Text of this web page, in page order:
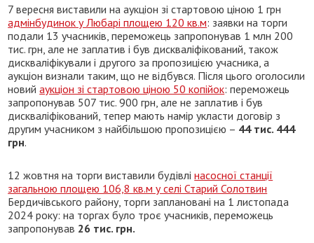
7 вересня виставили на аукціон зі стартовою ціною 1 грн
адмінбудинок у Любарі площею 120 кв.м: заявки на торги
подали 13 учасників, переможець запропонував 1 млн 200
тис. грн, але не заплатив і був дискваліфікований, також
дискваліфікували і другого за пропозицією учасника, а
аукціон визнали таким, що не відбувся. Після цього оголосили
новийаукціон зі стартовою ціною 50 копійок: переможець
запропонував 507 тис. 900 грн, але не заплатив і був
дискваліфікований, тепер мають намір укласти договір з
другим учасником з найбільшою пропозицією – 44 тис. 444
грн.
12 жовтня на торги виставили будівлінасосної станції
загальною площею 106,8 кв.м у селі Старий Солотвин
Бердичівського району, торги заплановані на 1 листопада
2024 року: на торгах було троє учасників, переможець
запропонував 26 тис. грн.